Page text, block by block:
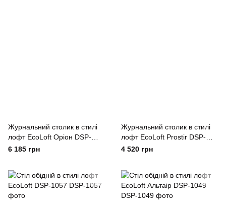
Журнальний столик в стилі
лофт EcoLoft Оріон DSP-
1079
6 185 грн
Журнальний столик в стилі
лофт EcoLoft Prostir DSP-
1078
4 520 грн